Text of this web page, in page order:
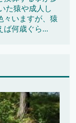
た猿や成人し
々いますが、猿
ば何歳ぐら...